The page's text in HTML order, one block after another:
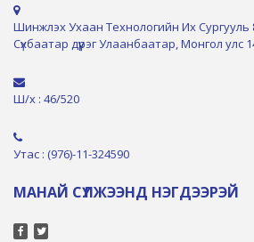
Шинжлэх Ухаан Технологийн Их Сургууль
Сүхбаатар дүүрэг Улаанбаатар, Монгол улс
Ш/х : 46/520
Утас : (976)-11-324590
МАНАЙ СҮЛЖЭЭНД НЭГДЭЭРЭЙ